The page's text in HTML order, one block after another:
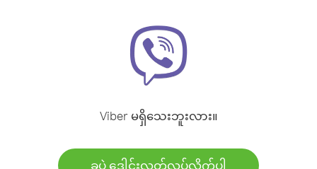
Viber မရှိသေးဘူးလား။
ခုပဲ ဒေါင်းလုတ်လုပ်လိုက်ပါ